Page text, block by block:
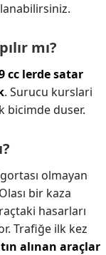
mı?
cc lerde satar
. Surucu kurslari
bicimde duser.
olmayan
bir kaza
hasarları
Trafiğe ilk kez
alınan araçlar